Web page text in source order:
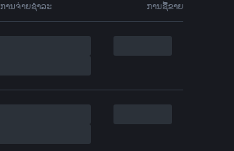
ການຈ່າຍຊຳລະ ການຊື້ຂາຍ